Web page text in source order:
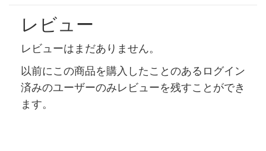
レビュー
レビューはまだありません。
以前にこの商品を購入したことのあるログイン
済みのユーザーのみレビューを残すことができ
ます。